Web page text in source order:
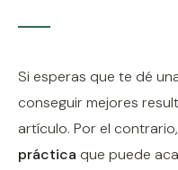
Si esperas que te dé
conseguir mejores
artículo. Por el
práctica que puede